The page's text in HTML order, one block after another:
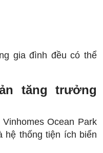
gia đình đều có thể
tăng trưởng
Ocean Park
hệ thống tiện ích biển